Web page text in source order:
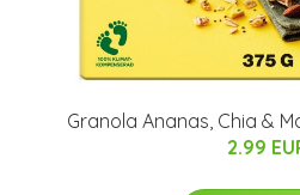
Granola Ananas, Chia &
2.99